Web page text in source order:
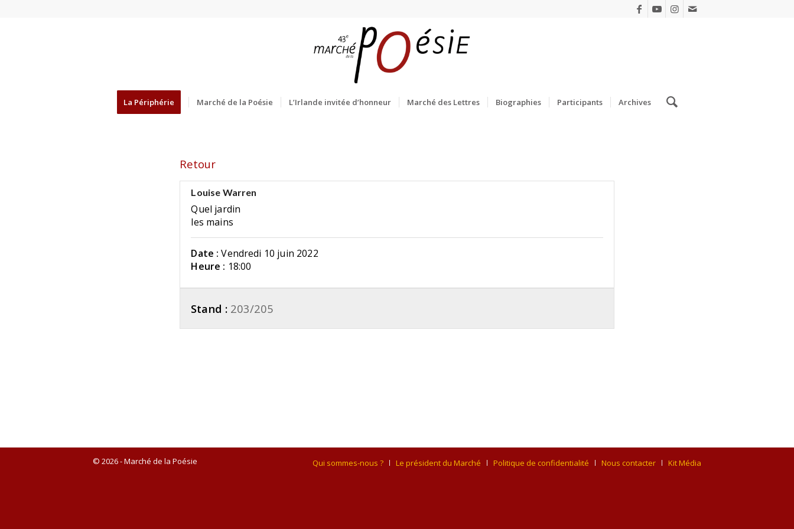
La Périphérie Marché de la Poésie L’Irlande invitée d’honneur Marché des Lettres Biographies Participants Archives
Retour
Louise Warren
Quel jardin
les mains
Date : Vendredi 10 juin 2022
Heure : 18:00
Stand : 203/205
© 2026 - Marché de la Poésie Qui sommes-nous ? Le président du Marché Politique de confidentialité Nous contacter Kit Média